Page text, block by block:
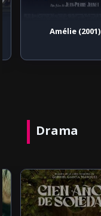
Amélie (2001)
Drama